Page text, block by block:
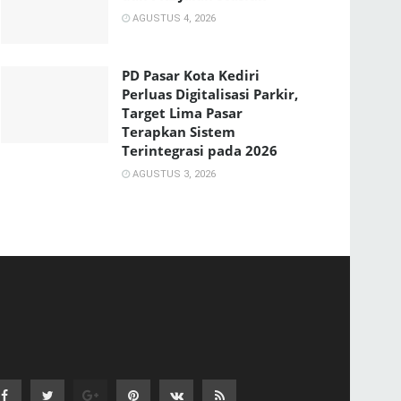
AGUSTUS 4, 2026
PD Pasar Kota Kediri
Perluas Digitalisasi Parkir,
Target Lima Pasar
Terapkan Sistem
Terintegrasi pada 2026
AGUSTUS 3, 2026